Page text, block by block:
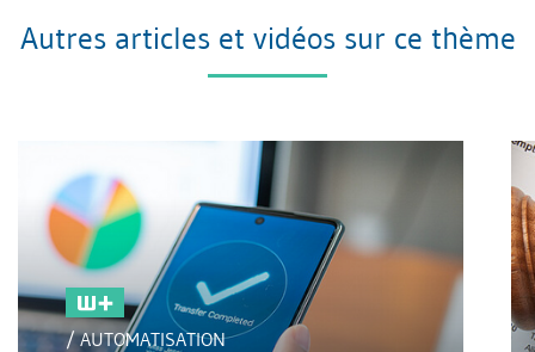
Autres articles et vidéos sur ce thème
/ AUTOMATISATION